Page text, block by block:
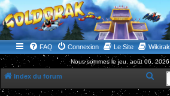
WWW.GOLDORAKGO.COM
le site de la Lune Rouge
FAQ Connexion Le Site Wikirak
Nous sommes le jeu. août 06,
Index du forum
e